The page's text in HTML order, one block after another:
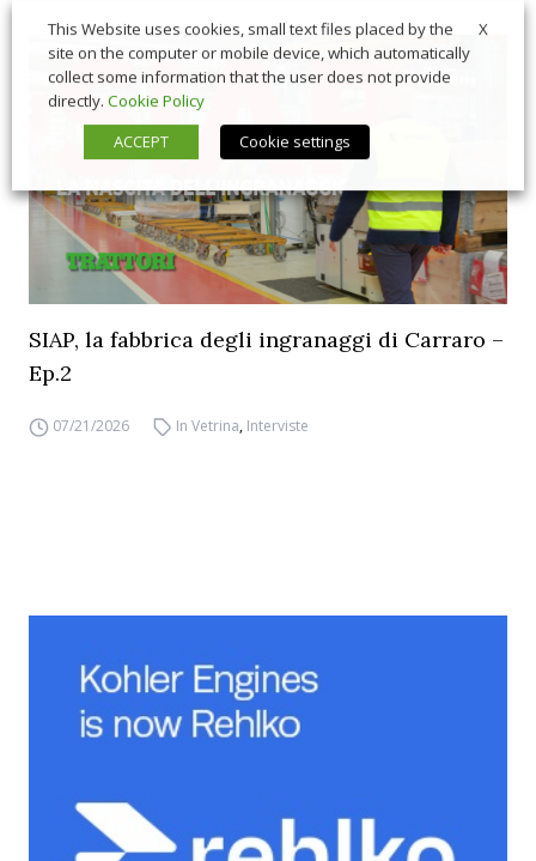
SIAP, la fabbrica degli ingranaggi di Carraro –
Ep.2
07/21/2026 In Vetrina, Interviste
X
This Website uses cookies, small text files placed by the
site on the computer or mobile device, which automatically
collect some information that the user does not provide
directly. Cookie Policy
ACCEPT
Cookie settings